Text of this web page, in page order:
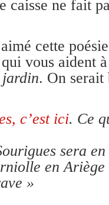
caisse ne fait
cette
vous aident
. On serait
c’est ici. Ce
sera
en Ariège
»